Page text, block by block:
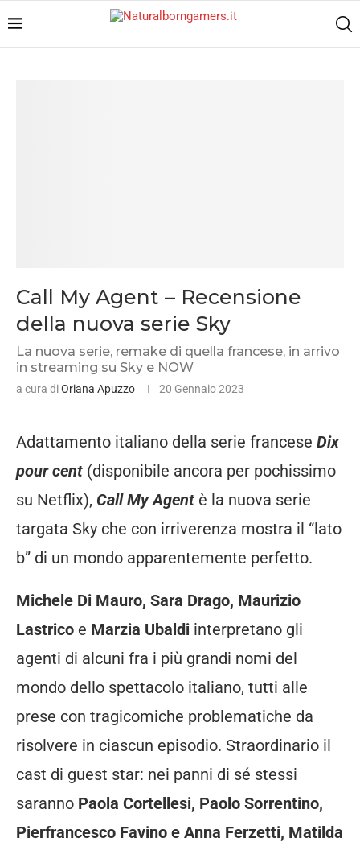
Call My Agent – Recensione
della nuova serie Sky
La nuova serie, remake di quella francese, in arrivo
in streaming su Sky e NOW
a cura diOriana Apuzzo 20 Gennaio 2023
Adattamento italiano della serie francese Dix
pour cent (disponibile ancora per pochissimo
su Netflix), Call My Agent è la nuova serie
targata Sky che con irriverenza mostra il “lato
b” di un mondo apparentemente perfetto.
Michele Di Mauro, Sara Drago, Maurizio
Lastrico e Marzia Ubaldi interpretano gli
agenti di alcuni fra i più grandi nomi del
mondo dello spettacolo italiano, tutti alle
prese con tragicomiche problematiche da
risolvere in ciascun episodio. Straordinario il
cast di guest star: nei panni di sé stessi
saranno Paola Cortellesi, Paolo Sorrentino,
Pierfrancesco Favino e Anna Ferzetti, Matilda